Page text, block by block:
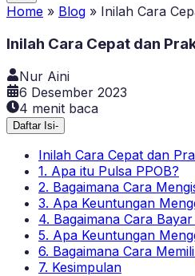
Home » Blog » Inilah Cara
Inilah Cara Cepat dan
Nur Aini
6 Desember 2023
4 menit baca
Daftar Isi-
Inilah Cara Cepat dan
1. Apa itu Pulsa PPOB?
2. Bagaimana Cara
3. Apa Keuntungan
4. Bagaimana Cara
5. Apa Keuntungan
6. Bagaimana Cara
7. Kesimpulan